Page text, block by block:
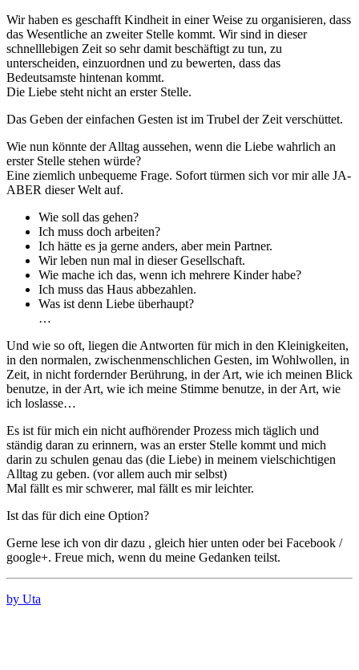
Wir haben es geschafft Kindheit in einer Weise zu organisieren, dass
das Wesentliche an zweiter Stelle kommt. Wir sind in dieser
schnelllebigen Zeit so sehr damit beschäftigt zu tun, zu
unterscheiden, einzuordnen und zu bewerten, dass das
Bedeutsamste hintenan kommt.
Die Liebe steht nicht an erster Stelle.
Das Geben der einfachen Gesten ist im Trubel der Zeit verschüttet.
Wie nun könnte der Alltag aussehen, wenn die Liebe wahrlich an
erster Stelle stehen würde?
Eine ziemlich unbequeme Frage. Sofort türmen sich vor mir alle JA-
ABER dieser Welt auf.
Wie soll das gehen?
Ich muss doch arbeiten?
Ich hätte es ja gerne anders, aber mein Partner.
Wir leben nun mal in dieser Gesellschaft.
Wie mache ich das, wenn ich mehrere Kinder habe?
Ich muss das Haus abbezahlen.
Was ist denn Liebe überhaupt?
…
Und wie so oft, liegen die Antworten für mich in den Kleinigkeiten,
in den normalen, zwischenmenschlichen Gesten, im Wohlwollen, in
Zeit, in nicht fordernder Berührung, in der Art, wie ich meinen Blick
benutze, in der Art, wie ich meine Stimme benutze, in der Art, wie
ich loslasse…
Es ist für mich ein nicht aufhörender Prozess mich täglich und
ständig daran zu erinnern, was an erster Stelle kommt und mich
darin zu schulen genau das (die Liebe) in meinem vielschichtigen
Alltag zu geben. (vor allem auch mir selbst)
Mal fällt es mir schwerer, mal fällt es mir leichter.
Ist das für dich eine Option?
Gerne lese ich von dir dazu , gleich hier unten oder bei Facebook /
google+. Freue mich, wenn du meine Gedanken teilst.
by Uta